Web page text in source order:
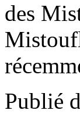
des
Publié